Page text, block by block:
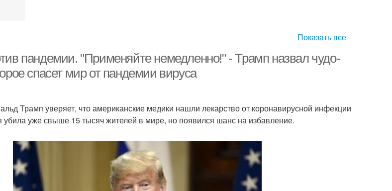
Показать все
пандемии. "Применяйте немедленно!" - Трамп назвал чудо-
спасет мир от пандемии вируса
Трамп уверяет, что американские медики нашли лекарство от коронавирусной инфекции
уже свыше 15 тысяч жителей в мире, но появился шанс на избавление.